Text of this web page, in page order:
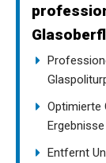
Optimierte
Ergebnisse
Entfernt